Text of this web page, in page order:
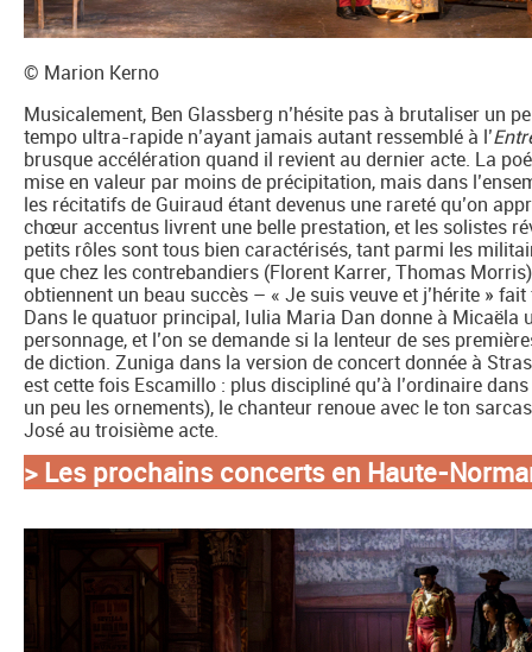
© Marion Kerno
Musicalement, Ben Glassberg n’hésite pas à brutaliser un
tempo ultra-rapide n’ayant jamais autant ressemblé à l’
brusque accélération quand il revient au dernier acte. La
mise en valeur par moins de précipitation, mais dans
les récitatifs de Guiraud étant devenus une rareté qu’on
chœur accentus livrent une belle prestation, et les solistes
petits rôles sont tous bien caractérisés, tant parmi les
que chez les contrebandiers (Florent Karrer, Thomas
obtiennent un beau succès – « Je suis veuve et j’hérite »
Dans le quatuor principal, Iulia Maria Dan donne à Micaëla
personnage, et l’on se demande si la lenteur de ses
de diction. Zuniga dans la version de concert donnée à
est cette fois Escamillo : plus discipliné qu’à l’ordinaire
un peu les ornements), le chanteur renoue avec le ton
José au troisième acte.
> Les prochains concerts en Haute-